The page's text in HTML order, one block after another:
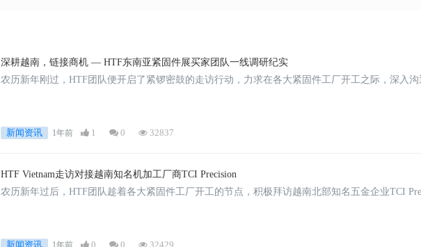
深耕越南，链接商机 — HTF东南亚紧固件展买家团队一线调研纪实
农历新年刚过，HTF团队便开启了紧锣密鼓的走访行动，力求在各大紧固件工厂开工之际，深入
新闻资讯 1年前 1 0 32837
HTF Vietnam走访对接越南知名机加工厂商TCI Precision
农历新年过后，HTF团队趁着各大紧固件工厂开工的节点，积极拜访越南北部知名五金企业TCI
新闻资讯 1年前 0 0 32429